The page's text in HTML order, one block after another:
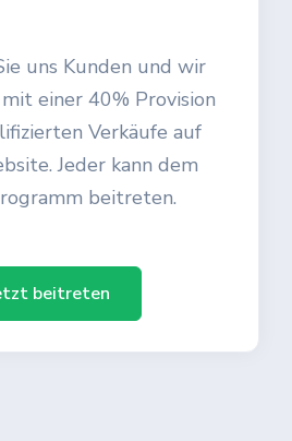
uns Kunden und wir
einer 40% Provision
Verkäufe auf
Jeder kann dem
beitreten.
beitreten